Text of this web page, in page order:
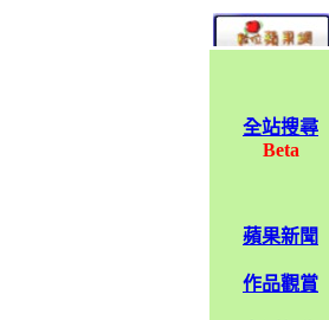
全站搜尋
Beta
蘋果新聞
作品觀賞